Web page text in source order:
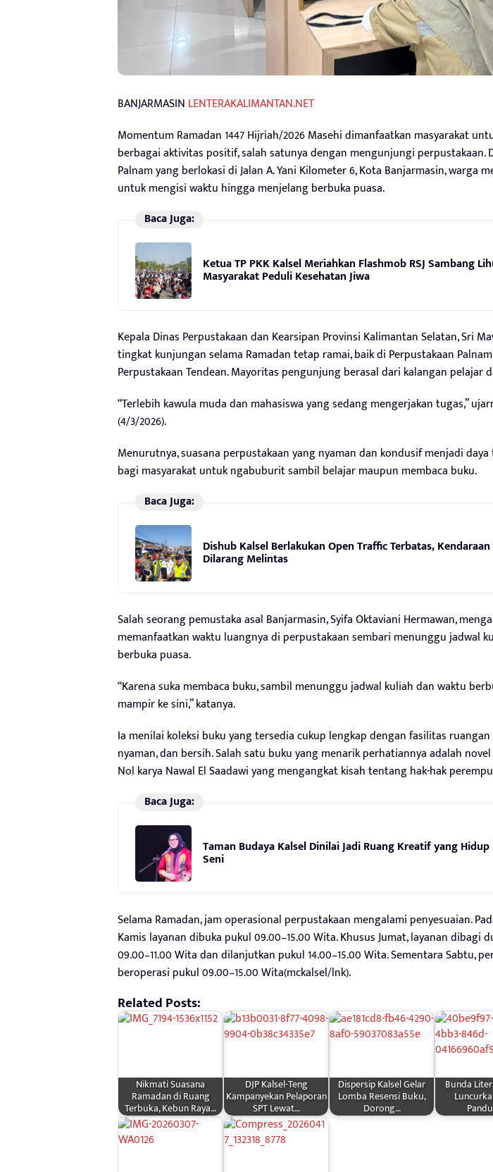
BANJARMASIN LENTERAKALIMANTAN.NET
Momentum Ramadan 1447 Hijriah/2026 Masehi dimanfaatkan masyarakat
berbagai aktivitas positif, salah satunya dengan mengunjungi perpustakaan.
Palnam yang berlokasi di Jalan A. Yani Kilometer 6, Kota Banjarmasin, warga
untuk mengisi waktu hingga menjelang berbuka puasa.
Baca Juga:
Ketua TP PKK Kalsel Meriahkan Flashmob RSJ Sambang
Masyarakat Peduli Kesehatan Jiwa
Kepala Dinas Perpustakaan dan Kearsipan Provinsi Kalimantan Selatan, Sri
tingkat kunjungan selama Ramadan tetap ramai, baik di Perpustakaan
Perpustakaan Tendean. Mayoritas pengunjung berasal dari kalangan pelajar
“Terlebih kawula muda dan mahasiswa yang sedang mengerjakan tugas,”
(4/3/2026).
Menurutnya, suasana perpustakaan yang nyaman dan kondusif menjadi
bagi masyarakat untuk ngabuburit sambil belajar maupun membaca buku.
Baca Juga:
Dishub Kalsel Berlakukan Open Traffic Terbatas,
Dilarang Melintas
Salah seorang pemustaka asal Banjarmasin, Syifa Oktaviani Hermawan,
memanfaatkan waktu luangnya di perpustakaan sembari menunggu jadwal
berbuka puasa.
“Karena suka membaca buku, sambil menunggu jadwal kuliah dan waktu
mampir ke sini,” katanya.
Ia menilai koleksi buku yang tersedia cukup lengkap dengan fasilitas ruangan
nyaman, dan bersih. Salah satu buku yang menarik perhatiannya adalah
Nol karya Nawal El Saadawi yang mengangkat kisah tentang hak-hak
Baca Juga:
Taman Budaya Kalsel Dinilai Jadi Ruang Kreatif yang
Seni
Selama Ramadan, jam operasional perpustakaan mengalami penyesuaian.
Kamis layanan dibuka pukul 09.00–15.00 Wita. Khusus Jumat, layanan dibagi
09.00–11.00 Wita dan dilanjutkan pukul 14.00–15.00 Wita. Sementara Sabtu,
beroperasi pukul 09.00–15.00 Wita(mckalsel/lnk).
Related Posts:
Nikmati Suasana
Ramadan di Ruang
Terbuka, Kebun Raya…
DJP Kalsel-Teng
Kampanyekan Pelaporan
SPT Lewat…
Dispersip Kalsel Gelar
Lomba Resensi Buku,
Dorong…
Bunda